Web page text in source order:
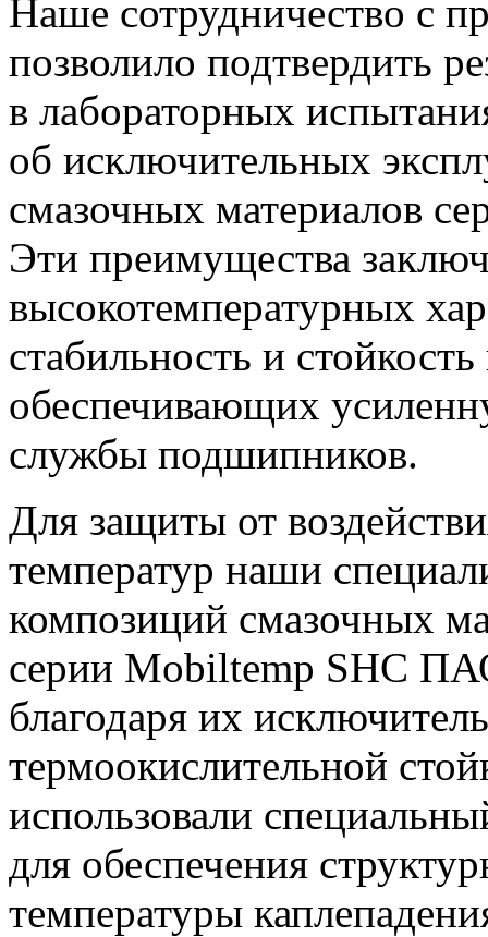
Наше сотрудничество с
позволило подтвердить
в лабораторных
об исключительных
смазочных материалов
Эти преимущества
высокотемпературных
стабильность и
обеспечивающих
службы подшипников.
Для защиты от
температур наши
композиций смазочных
серии Mobiltemp SHC
благодаря их
термоокислительной
использовали
для обеспечения
температуры